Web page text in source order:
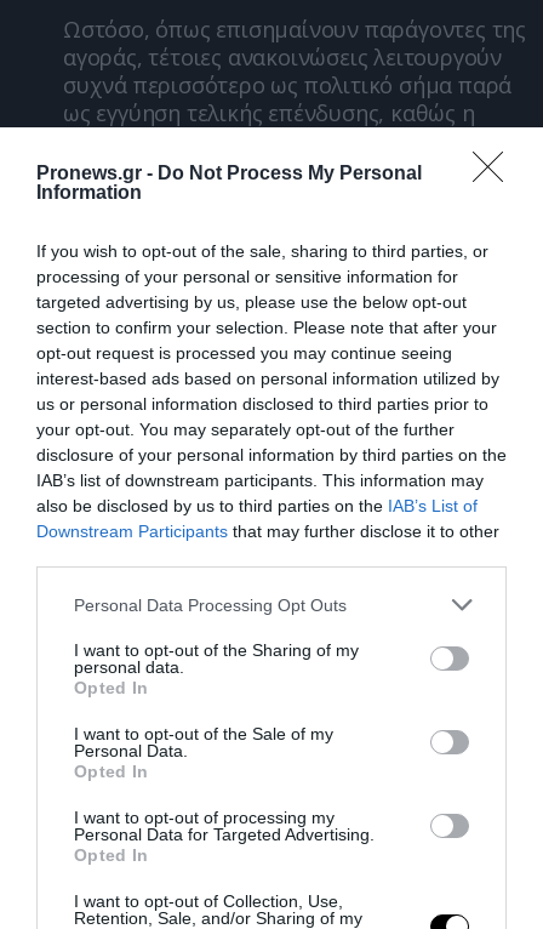
Pronews.gr - Do Not Process My Personal
Information
If you wish to opt-out of the sale, sharing to third parties, or
processing of your personal or sensitive information for
targeted advertising by us, please use the below opt-out
section to confirm your selection. Please note that after your
opt-out request is processed you may continue seeing
interest-based ads based on personal information utilized by
us or personal information disclosed to third parties prior to
your opt-out. You may separately opt-out of the further
disclosure of your personal information by third parties on the
IAB’s list of downstream participants. This information may
also be disclosed by us to third parties on the IAB’s List of
Downstream Participants that may further disclose it to other
Please note that this website/app uses one or more Google
not limited to your visit or usage behaviour. You may click to
grant or deny consent to Google and its third-party tags to
use your data for below specified purposes in below Google
consent section.
Personal Data Processing Opt Outs
I want to opt-out of the Sharing of my
personal data.
Opted In
I want to opt-out of the Sale of my
Personal Data.
Opted In
I want to opt-out of processing my
Personal Data for Targeted Advertising.
Opted In
I want to opt-out of Collection, Use,
Retention, Sale, and/or Sharing of my
Ωστόσο, όπως επισημαίνουν παράγοντες της
αγοράς, τέτοιες ανακοινώσεις λειτουργούν
συχνά περισσότερο ως πολιτικό σήμα παρά
ως εγγύηση τελικής επένδυσης, καθώς η
οικονομικούς όρους, αποδόσεις και το
ρυθμιστικό πλαίσιο.
Το διπλό διακύβευμαΣε πολιτικό επίπεδο, το
στοίχημα είναι διπλό:Αφενός, η αξιοποίηση
υποδομών που επί χρόνια παρέμεναν
υποαξιοποιημένες.
Αφετέρου, η διασφάλιση ότι η ανάπτυξη
δεν θα περιοριστεί σε μια «real estate
λογική», αλλά θα ενσωματώνει ουσιαστικό
όφελος για την τοπική κοινωνία, τις
παραγωγικές δραστηριότητες και την
περιβαλλοντική αποκατάσταση.
Η κυβέρνηση παρουσιάζει την κίνηση ως
ευκαιρία αναζωογόνησης μιας ιστορικής αλλά
Το ερώτημα που μένει ανοιχτό είναι κατά
δίκαιη για τους κατοίκους της Ελευσίνας και
της ευρύτερης δυτικής Αττικής.